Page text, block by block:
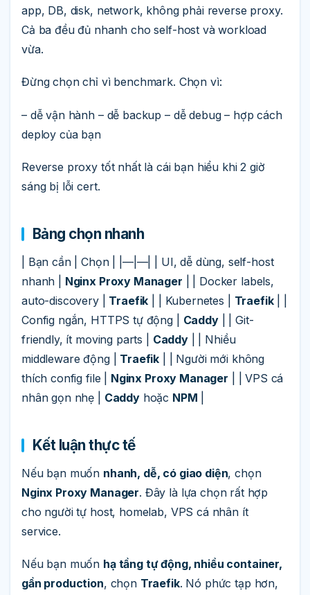
app, DB, disk, network, không phải reverse proxy.
Cả ba đều đủ nhanh cho self-host và workload
vừa.
Đừng chọn chỉ vì benchmark. Chọn vì:
– dễ vận hành – dễ backup – dễ debug – hợp cách
deploy của bạn
Reverse proxy tốt nhất là cái bạn hiểu khi 2 giờ
sáng bị lỗi cert.
Bảng chọn nhanh
| Bạn cần | Chọn | |—|—| | UI, dễ dùng, self-host
nhanh | Nginx Proxy Manager | | Docker labels,
auto-discovery | Traefik | | Kubernetes | Traefik| |
Config ngắn, HTTPS tự động | Caddy| | Git-
friendly, ít moving parts | Caddy| | Nhiều
middleware động | Traefik | | Người mới không
thích config file | Nginx Proxy Manager | | VPS cá
nhân gọn nhẹ | Caddyhoặc NPM
Kết luận thực tế
Nếu bạn muốn nhanh, dễ, có giao diện, chọn
Nginx Proxy Manager. Đây là lựa chọn rất hợp
cho người tự host, homelab, VPS cá nhân ít
service.
Nếu bạn muốn hạ tầng tự động, nhiều container,
gần production, chọn Traefik. Nó phức tạp hơn,